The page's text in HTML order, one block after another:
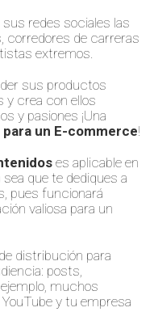
redes sociales las
corredores de carreras
extremos.
sus productos
y crea con ellos
y pasiones ¡Una
un E-commerce!
es aplicable en
que te dediques a
pues funcionará
valiosa para un
distribución para
posts,
muchos
y tu empresa